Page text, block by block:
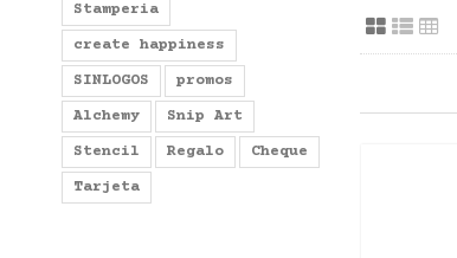
Stamperia
create happiness
SINLOGOS promos
Alchemy Snip Art
Stencil Regalo Cheque
Tarjeta